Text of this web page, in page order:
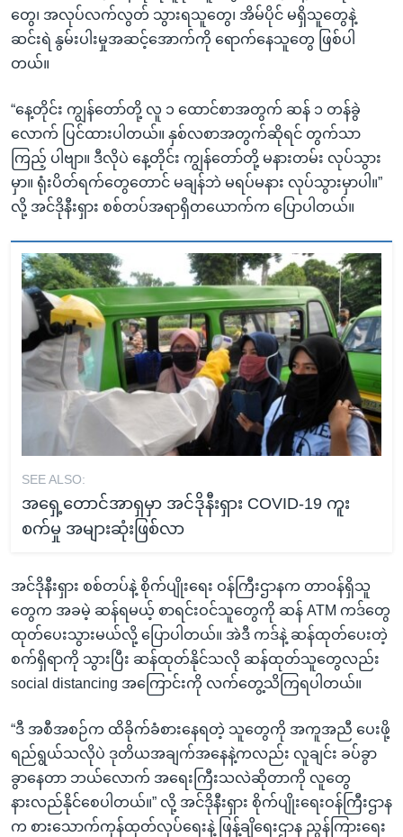
တွေ၊ အလုပ်လက်လွတ် သွားရသူတွေ၊ အိမ်ပိုင် မရှိသူတွေနဲ့
ဆင်းရဲ နွမ်းပါးမှုအဆင့်အောက်ကို ရောက်နေသူတွေ ဖြစ်ပါ
တယ်။
“နေ့တိုင်း ကျွန်တော်တို့ လူ ၁ ထောင်စာအတွက် ဆန် ၁ တန်ခွဲ
လောက် ပြင်ထားပါတယ်။ နှစ်လစာအတွက်ဆိုရင် တွက်သာ
ကြည့် ပါဗျာ။ ဒီလိုပဲ နေ့တိုင်း ကျွန်တော်တို့ မနားတမ်း လုပ်သွား
မှာ။ ရုံးပိတ်ရက်တွေတောင် မချန်ဘဲ မရပ်မနား လုပ်သွားမှာပါ။”
လို့ အင်ဒိုနီးရှား စစ်တပ်အရာရှိတယောက်က ပြောပါတယ်။
SEE ALSO:
အရှေ့တောင်အာရှမှာ အင်ဒိုနီးရှား COVID-19 ကူး
စက်မှု အများဆုံးဖြစ်လာ
အင်ဒိုနီးရှား စစ်တပ်နဲ့ စိုက်ပျိုးရေး ဝန်ကြီးဌာနက တာဝန်ရှိသူ
တွေက အခမဲ့ ဆန်ရမယ့် စာရင်းဝင်သူတွေကို ဆန် ATM ကဒ်တွေ
ထုတ်ပေးသွားမယ်လို့ ပြောပါတယ်။ အဲဒီ ကဒ်နဲ့ ဆန်ထုတ်ပေးတဲ့
စက်ရှိရာကို သွားပြီး ဆန်ထုတ်နိုင်သလို ဆန်ထုတ်သူတွေလည်း
social distancing အကြောင်းကို လက်တွေ့သိကြရပါတယ်။
“ဒီ အစီအစဉ်က ထိခိုက်ခံစားနေရတဲ့ သူတွေကို အကူအညီ ပေးဖို့
ရည်ရွယ်သလိုပဲ ဒုတိယအချက်အနေနဲ့ကလည်း လူချင်း ခပ်ခွာ
ခွာနေတာ ဘယ်လောက် အရေးကြီးသလဲဆိုတာကို လူတွေ
နားလည်နိုင်စေပါတယ်။” လို့ အင်ဒိုနီးရှား စိုက်ပျိုးရေးဝန်ကြီးဌာန
က စားသောက်ကုန်ထုတ်လုပ်ရေးနဲ့ ဖြန့်ချိရေးဌာန ညွန်ကြားရေး